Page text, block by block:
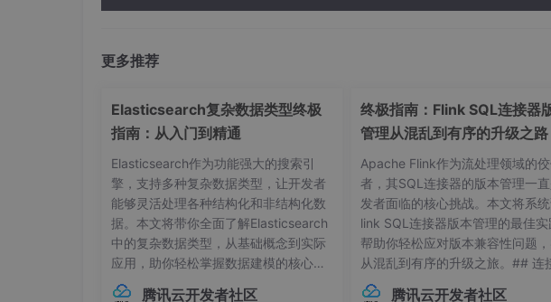
果，整个 rebuttal 避免情绪化。
05 发论文的Tips
模块缝合的决策树
当你面对 GitHub 上百种即插即用模块时，先问自己三个问题：
实时性敏感吗？如果答案是“都敏感”，优先选 SE、CBAM 这类
实时性不敏感，可以尝试 Transformer 的自注意力。
创新点的四个常规来源
第一，交叉学科迁移：把自然语言处理的相对位置编码改成二维
三，数据增强组合：把 CutMix 和 RandAugment 串起来，给每
更多推荐
Elasticsearch复杂数据类型终极
指南：从入门到精通
Elasticsearch作为功能强大的搜索引
擎，支持多种复杂数据类型，让开发者
能够灵活处理各种结构化和非结构化数
据。本文将带你全面了解Elasticsearch
中的复杂数据类型，从基础概念到实际
应用，助你轻松掌握数据建模的核心技
巧。## 内部对象：构建层级化数据结构
腾讯云开发者社区
终极指南：Flink SQL连接器
管理从混乱到有序的升级之路
Apache Flink作为流处理领域的
者，其SQL连接器的版本管理一
发者面临的核心挑战。本文将系
link SQL连接器版本管理的最佳实
帮助你轻松应对版本兼容性问题
从混乱到有序的升级之旅。## 连
本管理的常见痛点 😫在Flink应用
腾讯云开发者社区